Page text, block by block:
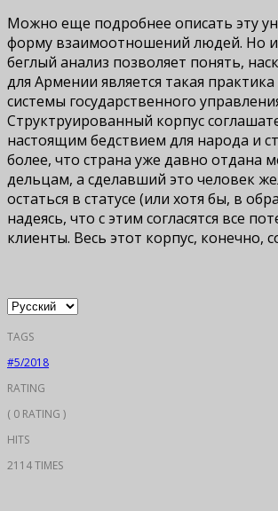
Можно еще подробнее описать эту
форму взаимоотношений людей. Но
беглый анализ позволяет понять,
для Армении является такая
системы государственного
Структруированный корпус
настоящим бедствием для народа и
более, что страна уже давно отдана
дельцам, а сделавший это человек
остаться в статусе (или хотя бы, в
надеясь, что с этим согласятся все
клиенты. Весь этот корпус, конечно,
TAGS
#5/2018
RATING
( 0 RATING )
HITS
2114 TIMES